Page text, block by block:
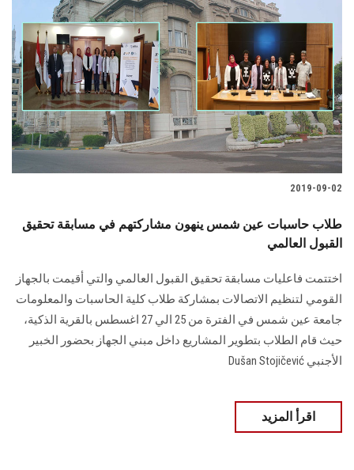
2019-09-02
طلاب حاسبات عين شمس ينهون مشاركتهم في مسابقة تحقيق
القبول العالمي
اختتمت فاعليات مسابقة تحقيق القبول العالمي والتي أقيمت بالجهاز
القومي لتنظيم الاتصالات بمشاركة طلاب كلية الحاسبات والمعلومات
جامعة عين شمس في الفترة من 25 الي 27 اغسطس بالقرية الذكية،
حيث قام الطلاب بتطوير المشاريع داخل مبني الجهاز بحضور الخبير
الأجنبي Dušan Stojičević
اقرأ المزيد